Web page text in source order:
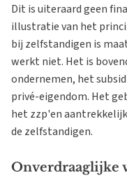
Dit is uiteraard geen
illustratie van het
bij zelfstandigen is
werkt niet. Het is
ondernemen, het
privé-eigendom. Het
het zzp'en
de zelfstandigen.
Onverdraaglijke